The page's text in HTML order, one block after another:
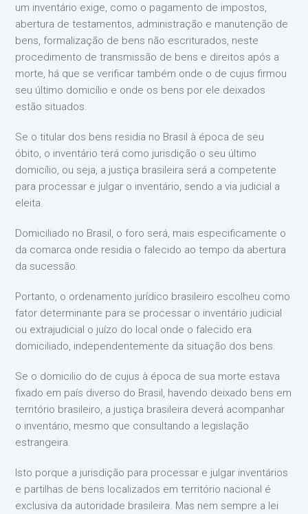
um inventário exige, como o pagamento de impostos,
abertura de testamentos, administração e manutenção de
bens, formalização de bens não escriturados, neste
procedimento de transmissão de bens e direitos após a
morte, há que se verificar também onde o de cujus firmou
seu último domicílio e onde os bens por ele deixados
estão situados.
Se o titular dos bens residia no Brasil à época de seu
óbito, o inventário terá como jurisdição o seu último
domicílio, ou seja, a justiça brasileira será a competente
para processar e julgar o inventário, sendo a via judicial a
eleita.
Domiciliado no Brasil, o foro será, mais especificamente o
da comarca onde residia o falecido ao tempo da abertura
da sucessão.
Portanto, o ordenamento jurídico brasileiro escolheu como
fator determinante para se processar o inventário judicial
ou extrajudicial o juízo do local onde o falecido era
domiciliado, independentemente da situação dos bens.
Se o domicilio do de cujus à época de sua morte estava
fixado em país diverso do Brasil, havendo deixado bens em
território brasileiro, a justiça brasileira deverá acompanhar
o inventário, mesmo que consultando a legislação
estrangeira.
Isto porque a jurisdição para processar e julgar inventários
e partilhas de bens localizados em território nacional é
exclusiva da autoridade brasileira. Mas nem sempre a lei